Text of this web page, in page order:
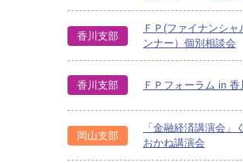
香川支部
ＦＰ(ファイナンシャ
ンナー）個別相談会
香川支部 ＦＰフォーラム in 香
岡山支部
「金融経済講演会」
おかね講演会